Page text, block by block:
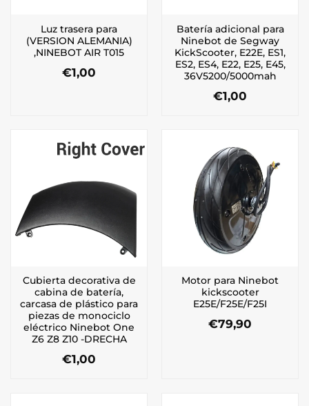
Luz trasera para
(VERSION ALEMANIA)
,NINEBOT AIR T015
€1,00
Batería adicional para
Ninebot de Segway
KickScooter, E22E, ES1,
ES2, ES4, E22, E25, E45,
36V5200/5000mah
€1,00
Cubierta decorativa de
cabina de batería,
carcasa de plástico para
piezas de monociclo
eléctrico Ninebot One
Z6 Z8 Z10 -DRECHA
€1,00
Motor para Ninebot
kickscooter
E25E/F25E/F25I
€79,90